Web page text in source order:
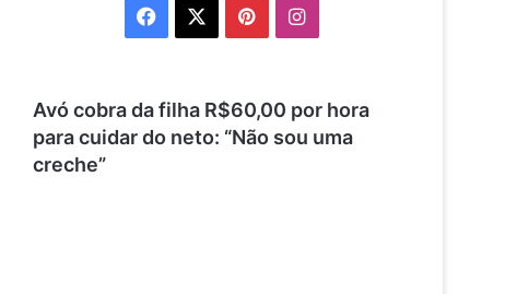
Facebook PinterestInstagram
Avó cobra da filha R$60,00 por hora
para cuidar do neto: “Não sou uma
creche”